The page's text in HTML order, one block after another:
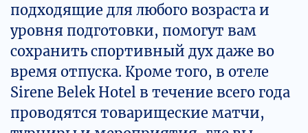
подходящие для любого возраста и
уровня подготовки, помогут вам
сохранить спортивный дух даже во
время отпуска. Кроме того, в отеле
Sirene Belek Hotel в течение всего года
проводятся товарищеские матчи,